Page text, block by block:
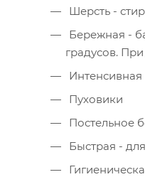
Шерсть -
Бережная -
градусов.
Пуховики
Постельное
Быстрая -